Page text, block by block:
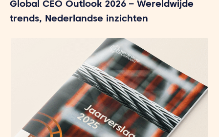
Global CEO Outlook 2026 – Wereldwijde
trends, Nederlandse inzichten